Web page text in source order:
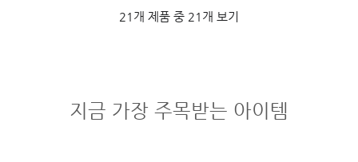
21개 제품 중 21개 보기
지금 가장 주목받는 아이템